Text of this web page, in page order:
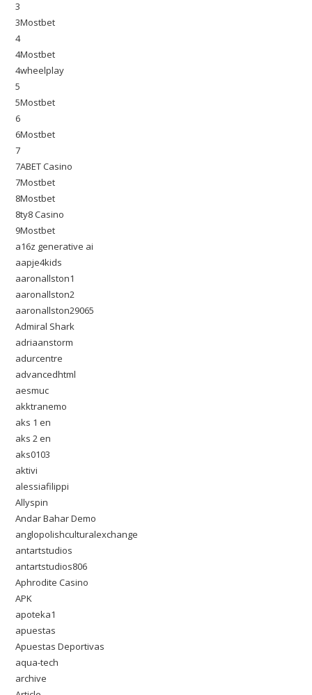
3
3Mostbet
4
4Mostbet
4wheelplay
5
5Mostbet
6
6Mostbet
7
7ABET Casino
7Mostbet
8Mostbet
8ty8 Casino
9Mostbet
a16z generative ai
aapje4kids
aaronallston1
aaronallston2
aaronallston29065
Admiral Shark
adriaanstorm
adurcentre
advancedhtml
aesmuc
akktranemo
aks 1 en
aks 2 en
aks0103
aktivi
alessiafilippi
Allyspin
Andar Bahar Demo
anglopolishculturalexchange
antartstudios
antartstudios806
Aphrodite Casino
APK
apoteka1
apuestas
Apuestas Deportivas
aqua-tech
archive